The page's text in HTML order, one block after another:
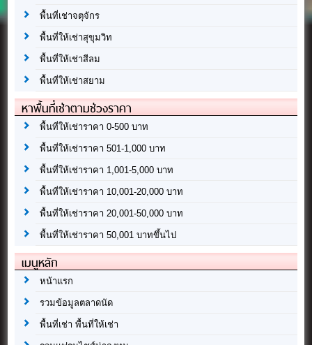
พื้นที่เช่าจตุจักร
พื้นที่ให้เช่าสุขุมวิท
พื้นที่ให้เช่าสีลม
พื้นที่ให้เช่าสยาม
หาพื้นที่เช่าตามช่วงราคา
พื้นที่ให้เช่าราคา 0-500 บาท
พื้นที่ให้เช่าราคา 501-1,000 บาท
พื้นที่ให้เช่าราคา 1,001-5,000 บาท
พื้นที่ให้เช่าราคา 10,001-20,000 บาท
พื้นที่ให้เช่าราคา 20,001-50,000 บาท
พื้นที่ให้เช่าราคา 50,001 บาทขึ้นไป
เมนูหลัก
หน้าแรก
รวมข้อมูลตลาดนัด
พื้นที่เช่า พื้นที่ให้เช่า